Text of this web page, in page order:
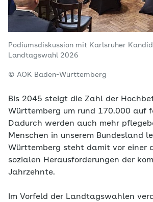
Podiumsdiskussion mit Karlsruher
Landtagswahl 2026
© AOK Baden-Württemberg
Bis 2045 steigt die Zahl der
Württemberg um rund 170.000 auf
Dadurch werden auch mehr
Menschen in unserem Bundesland
Württemberg steht damit vor einer
sozialen Herausforderungen der
Jahrzehnte.
Im Vorfeld der Landtagswahlen